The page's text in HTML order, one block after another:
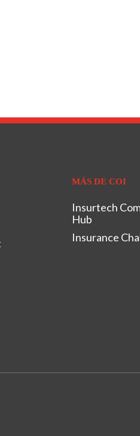
MÁS DE COI
Insurtech
Hub
Insurance